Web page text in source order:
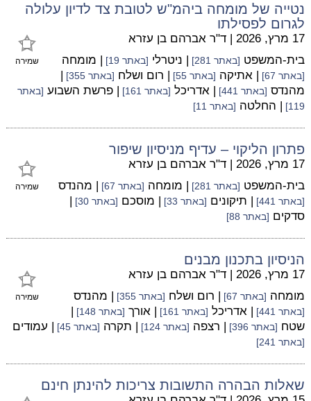
נטייה של מומחה ביהמ"ש לטובת צד לדיון עלולה
לגרום לפסילתו
שמירה
17 מרץ, 2026 | ד"ר אברהם בן עזרא
בית-המשפט [באתר 281] | ניטרלי [באתר 19] | מומחה
[באתר 67] | אתיקה [באתר 55] | רום ושלח [באתר 355]
|
מהנדס [באתר 441] | אדריכל [באתר 161] | פרשת השבוע [באתר
119]
| החלטה [באתר 11]
פתרון הליקוי – עדיף מניסיון שיפור
שמירה
17 מרץ, 2026 | ד"ר אברהם בן עזרא
בית-המשפט [באתר 281] | מומחה [באתר 67] | מהנדס
[באתר 441] | תיקונים [באתר 33] | מוסכם [באתר 30]
|
סדקים [באתר 88]
הניסיון בתכנון מבנים
שמירה
17 מרץ, 2026 | ד"ר אברהם בן עזרא
מומחה [באתר 67] | רום ושלח [באתר 355] | מהנדס
[באתר 441] | אדריכל [באתר 161] | אורך [באתר 148]
|
שטח [באתר 396] | רצפה [באתר 124] | תקרה [באתר 45] | עמודים
[באתר 241]
שאלות הבהרה התשובות צריכות להינתן חינם